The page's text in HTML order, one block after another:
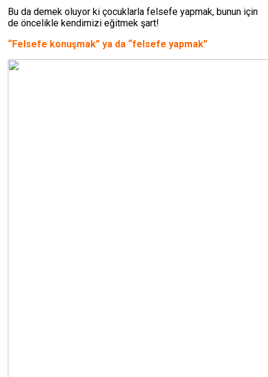
Bu da demek oluyor ki çocuklarla felsefe yapmak, bunun için
de öncelikle kendimizi eğitmek şart!
“Felsefe konuşmak” ya da “felsefe yapmak”